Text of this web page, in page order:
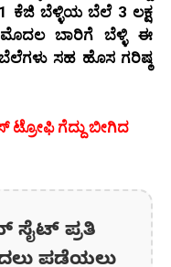
ಕೆಜಿ ಬೆಳ್ಳಿಯ ಬೆಲೆ 3 ಲಕ್ಷ
ಮೊದಲ ಬಾರಿಗೆ ಬೆಳ್ಳಿ ಈ
ಬೆಲೆಗಳು ಸಹ ಹೊಸ ಗರಿಷ್ಠ
ಗೆದ್ದು ಬೀಗಿದ
ಪ್ರತಿ
ಪಡೆಯಲು